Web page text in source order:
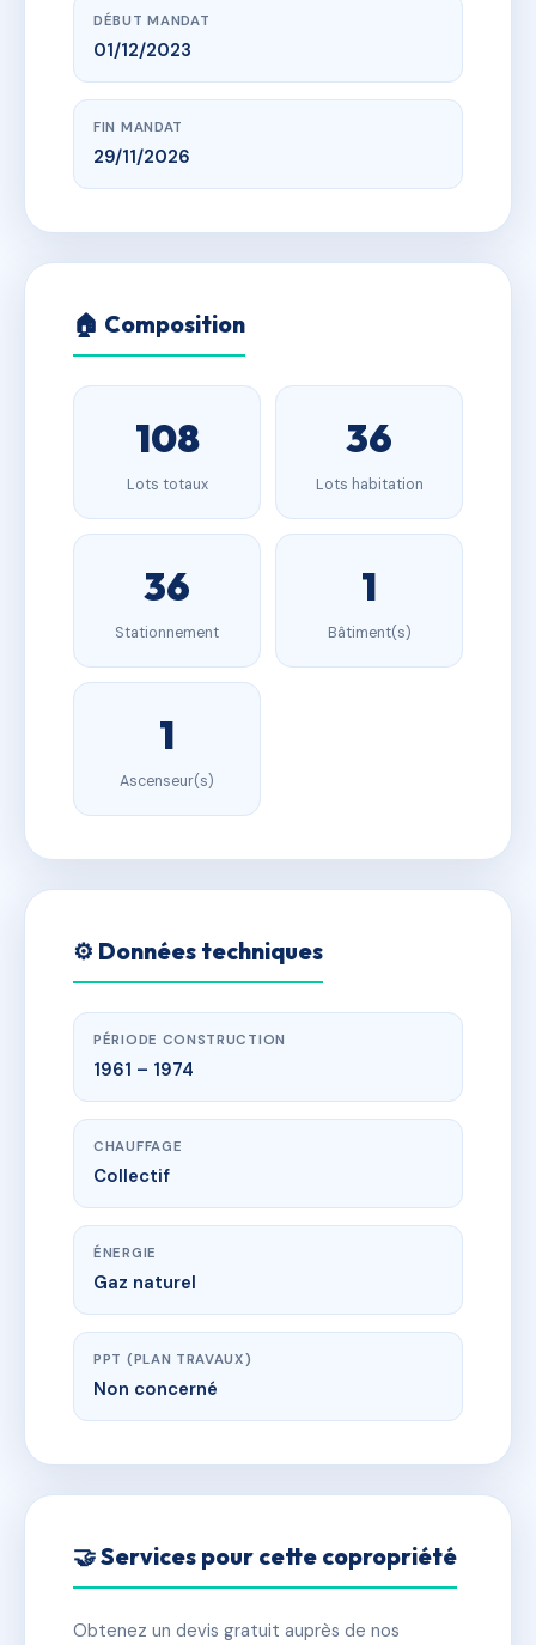
DÉBUT MANDAT
01/12/2023
FIN MANDAT
29/11/2026
🏠 Composition
108
Lots totaux
36
Lots habitation
36
Stationnement
1
Bâtiment(s)
1
Ascenseur(s)
⚙️ Données techniques
PÉRIODE CONSTRUCTION
1961 – 1974
CHAUFFAGE
Collectif
ÉNERGIE
Gaz naturel
PPT (PLAN TRAVAUX)
Non concerné
🤝 Services pour cette copropriété
Obtenez un devis gratuit auprès de nos